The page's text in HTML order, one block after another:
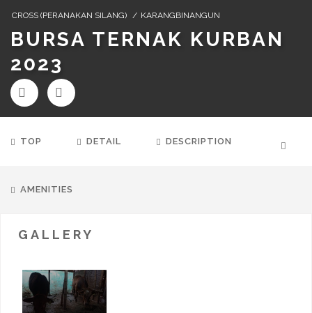
CROSS (PERANAKAN SILANG) / KARANGBINANGUN
BURSA TERNAK KURBAN
2023
TOP DETAIL DESCRIPTION
AMENITIES
GALLERY